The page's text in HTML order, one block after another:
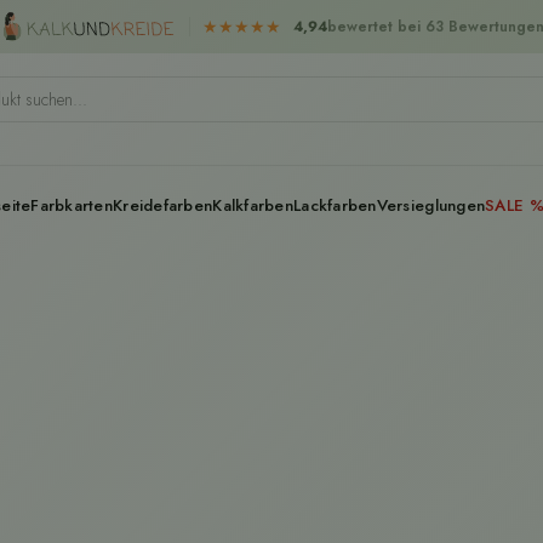
★ ★ ★ ★ ★ 4,94bewertet bei 63 Bewertungen
FarbkartenKreidefarbenKalkfarbenLackfarbenVersieglungenSALE %